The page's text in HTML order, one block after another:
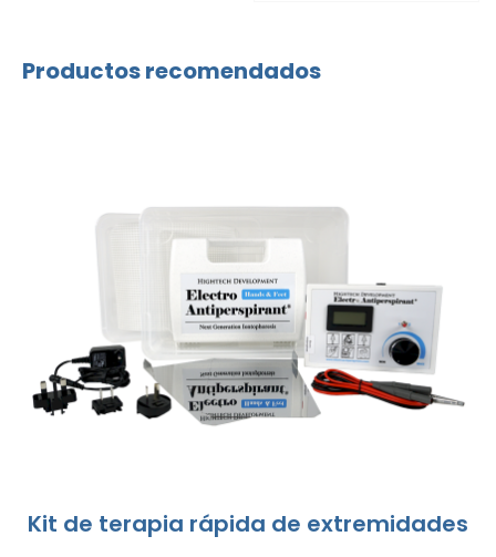
Productos recomendados
Kit de terapia rápida de extremidades